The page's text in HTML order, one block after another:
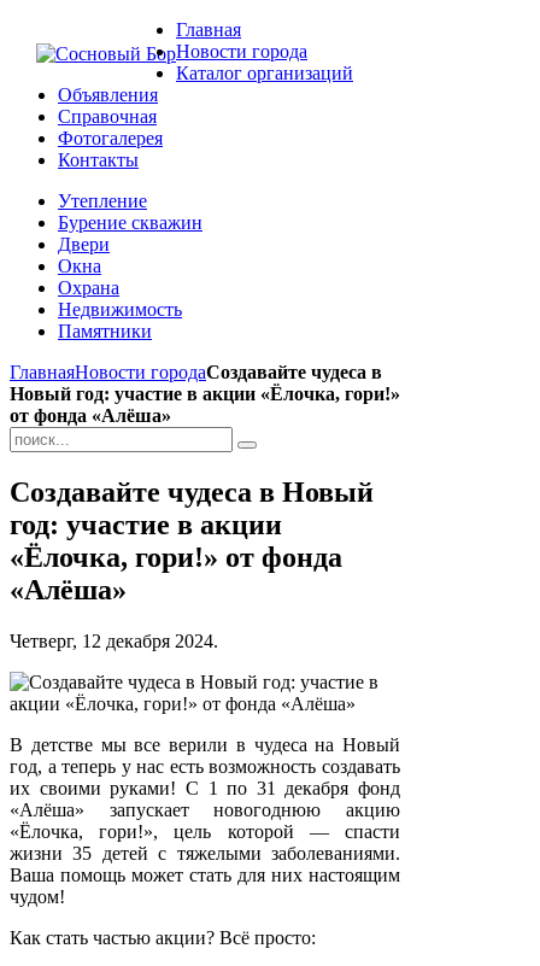
Главная
Новости города
Каталог организаций
Объявления
Справочная
Фотогалерея
Контакты
Утепление
Бурение скважин
Двери
Окна
Охрана
Недвижимость
Памятники
ГлавнаяНовости городаСоздавайте чудеса в
Новый год: участие в акции «Ёлочка, гори!»
от фонда «Алёша»
Создавайте чудеса в Новый
год: участие в акции
«Ёлочка, гори!» от фонда
«Алёша»
Четверг, 12 декабря 2024.
В детстве мы все верили в чудеса на Новый
год, а теперь у нас есть возможность создавать
их своими руками! С 1 по 31 декабря фонд
«Алёша» запускает новогоднюю акцию
«Ёлочка, гори!», цель которой — спасти
жизни 35 детей с тяжелыми заболеваниями.
Ваша помощь может стать для них настоящим
чудом!
Как стать частью акции? Всё просто: